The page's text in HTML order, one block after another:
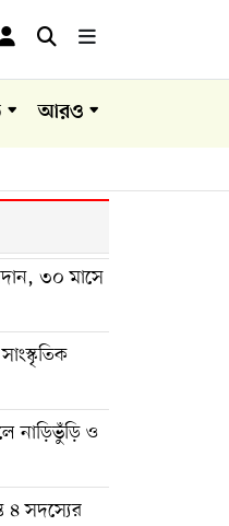
আরও
৩০ মাসে
নাড়িভুঁড়ি ও
৪ সদস্যের